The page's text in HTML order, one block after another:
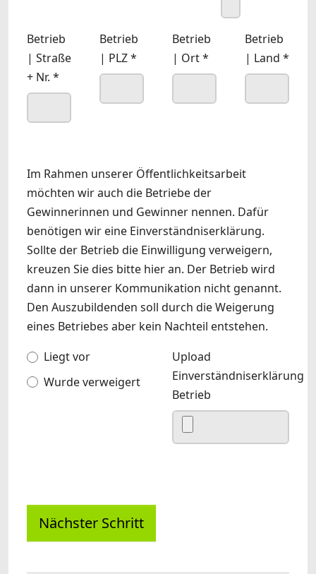
Betrieb
| Straße
+ Nr. *
Betrieb
| PLZ*
Betrieb
| Ort*
Betrieb
| Land *
Im Rahmen unserer Öffentlichkeitsarbeit
möchten wir auch die Betriebe der
Gewinnerinnen und Gewinner nennen. Dafür
benötigen wir eine Einverständniserklärung.
Sollte der Betrieb die Einwilligung verweigern,
kreuzen Sie dies bitte hier an. Der Betrieb wird
dann in unserer Kommunikation nicht genannt.
Den Auszubildenden soll durch die Weigerung
eines Betriebes aber kein Nachteil entstehen.
*
Liegt vor
Wurde verweigert
Upload
Einverständniserklärung
Betrieb
Nächster Schritt